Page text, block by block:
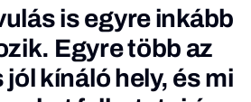
is egyre inkább
Egyre több az
jól kínáló hely, és mi